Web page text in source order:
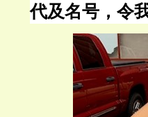
代及名号，令